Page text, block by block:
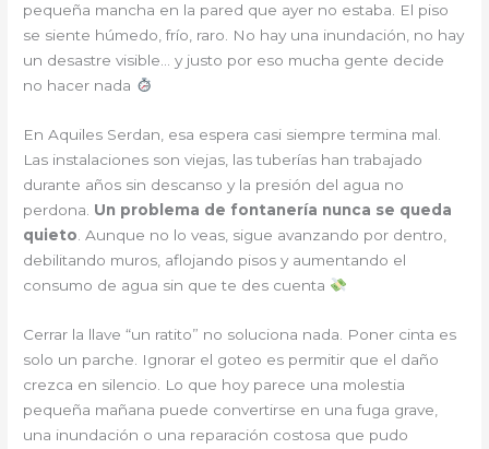
pequeña mancha en la pared que ayer no estaba. El piso
se siente húmedo, frío, raro. No hay una inundación, no hay
un desastre visible… y justo por eso mucha gente decide
no hacer nada
En Aquiles Serdan, esa espera casi siempre termina mal.
Las instalaciones son viejas, las tuberías han trabajado
durante años sin descanso y la presión del agua no
perdona. Un problema de fontanería nunca se queda
quieto . Aunque no lo veas, sigue avanzando por dentro,
debilitando muros, aflojando pisos y aumentando el
consumo de agua sin que te des cuenta
Cerrar la llave “un ratito” no soluciona nada. Poner cinta es
solo un parche. Ignorar el goteo es permitir que el daño
crezca en silencio. Lo que hoy parece una molestia
pequeña mañana puede convertirse en una fuga grave,
una inundación o una reparación costosa que pudo